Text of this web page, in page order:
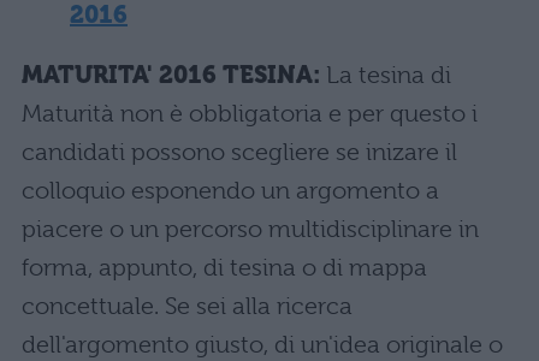
2016
MATURITA' 2016 TESINA: La tesina di
Maturità non è obbligatoria e per questo i
candidati possono scegliere se inizare il
colloquio esponendo un argomento a
piacere o un percorso multidisciplinare in
forma, appunto, di tesina o di mappa
concettuale. Se sei alla ricerca
dell'argomento giusto, di un'idea originale o